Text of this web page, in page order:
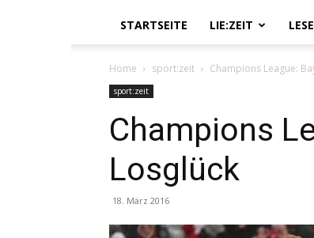
STARTSEITE LIE:ZEIT
Home sport:zeit Champions League:
sport:zeit
Champions
Losglück
18. März 2016